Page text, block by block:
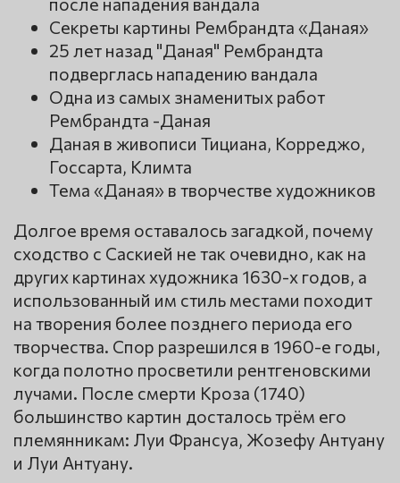
Секреты картины Рембрандта «Даная»
25 лет назад "Даная" Рембрандта
подверглась нападению вандала
Одна из самых знаменитых работ
Рембрандта -Даная
Даная в живописи Тициана, Корреджо,
Госсарта, Климта
Тема «Даная» в творчестве художников
Долгое время оставалось загадкой, почему
сходство с Саскией не так очевидно, как на
других картинах художника 1630-х годов, а
использованный им стиль местами походит
на творения более позднего периода его
творчества. Спор разрешился в 1960-е годы,
когда полотно просветили рентгеновскими
лучами. После смерти Кроза (1740)
большинство картин досталось трём его
племянникам: Луи Франсуа, Жозефу Антуану
и Луи Антуану.